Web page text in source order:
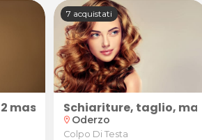
presso Glamour Beauty &
maschere BIO
7 acquistati
Schiariture, taglio,
location_on Oderzo
Colpo Di Testa